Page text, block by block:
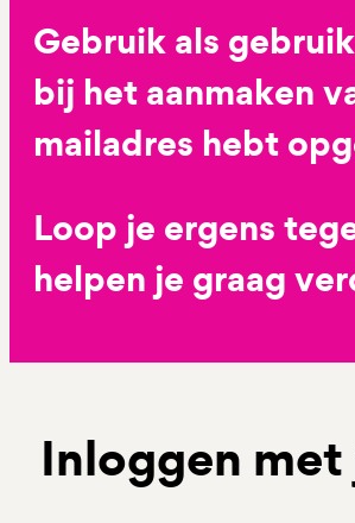
Gebruik als
bij het aanmaken
mailadres hebt
Loop je ergens
helpen je graag
Inloggen